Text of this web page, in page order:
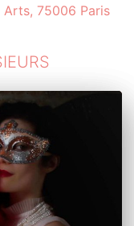
75006 Paris